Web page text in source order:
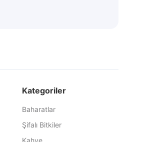
Kategoriler
Baharatlar
Şifalı Bitkiler
Kahve